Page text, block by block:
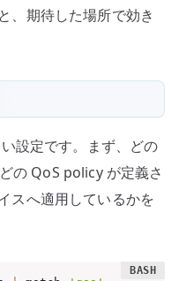
、期待した場所で効き
設定です。まず、どの
の QoS policy が定義さ
スへ適用しているかを